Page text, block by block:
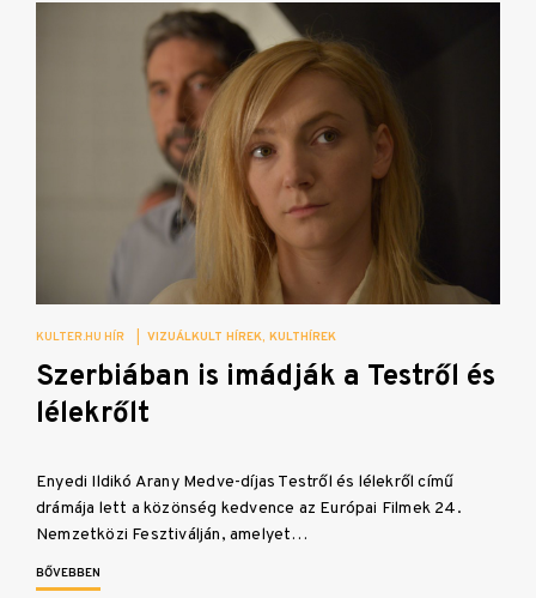
KULTER.HU HÍR VIZUÁLKULT HÍREK KULTHÍREK
Szerbiában is imádják a Testről és
lélekrőlt
Enyedi Ildikó Arany Medve-díjas Testről és lélekről című
drámája lett a közönség kedvence az Európai Filmek 24.
Nemzetközi Fesztiválján, amelyet…
BŐVEBBEN